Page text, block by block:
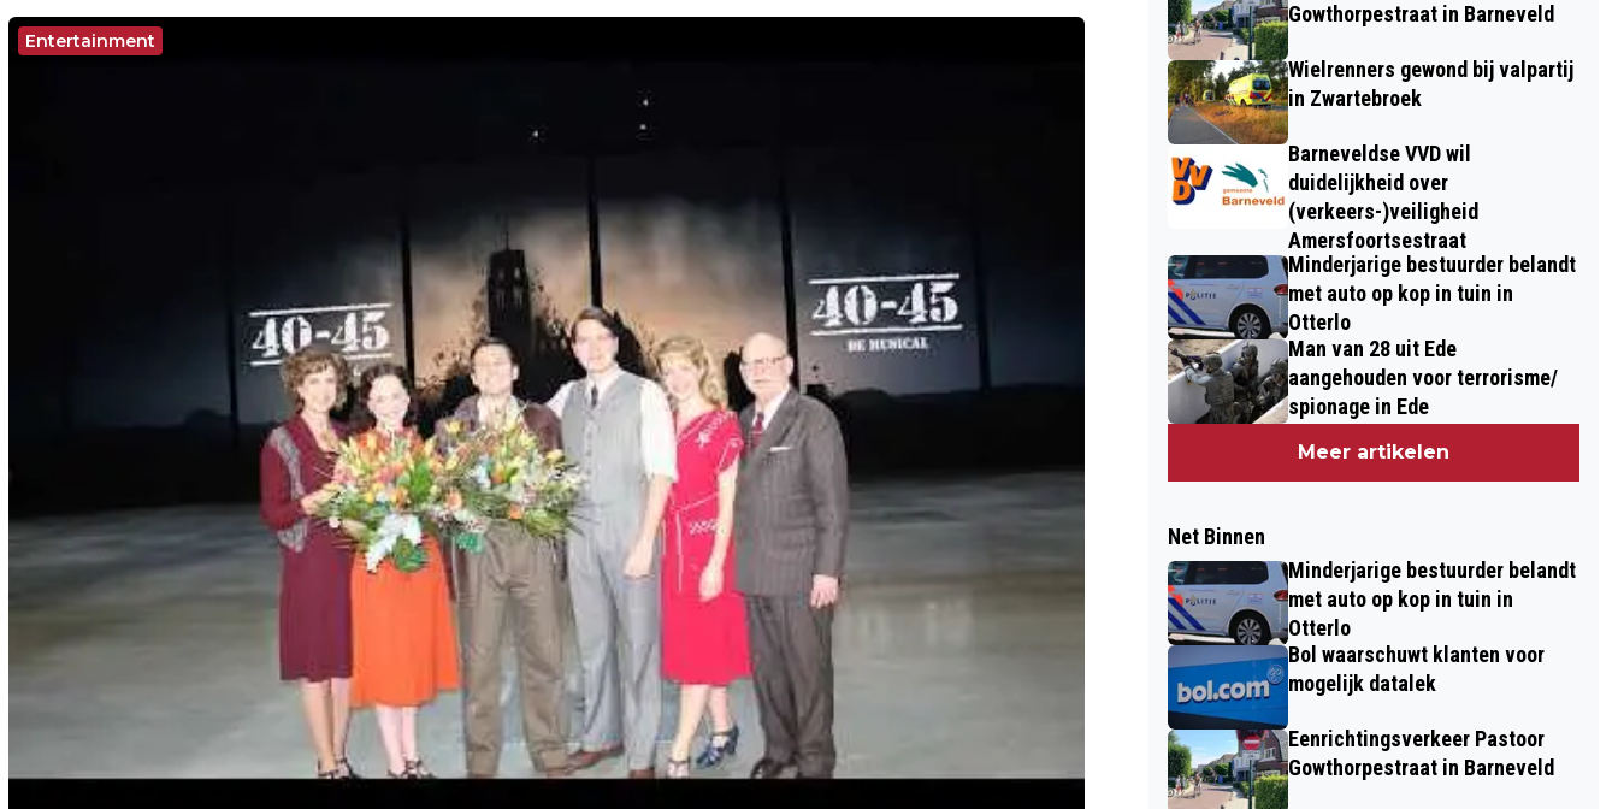
Entertainment
Gowthorpestraat in Barneveld
Wielrenners gewond bij valpartij
in Zwartebroek
Barneveldse VVD wil
duidelijkheid over
(verkeers-)veiligheid
Amersfoortsestraat
Minderjarige bestuurder belandt
met auto op kop in tuin in
Otterlo
Man van 28 uit Ede
aangehouden voor terrorisme/
spionage in Ede
Meer artikelen
Net Binnen
Minderjarige bestuurder belandt
met auto op kop in tuin in
Otterlo
Bol waarschuwt klanten voor
mogelijk datalek
Eenrichtingsverkeer Pastoor
Gowthorpestraat in Barneveld